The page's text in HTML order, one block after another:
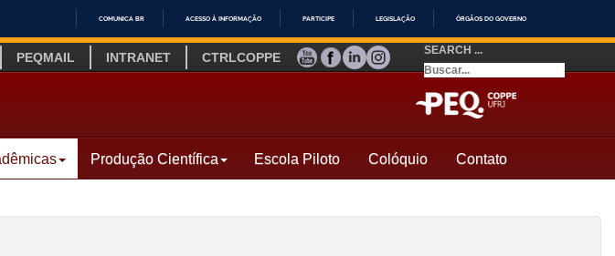
IR
O
COMUNICA BR ACESSO À INFORMAÇÃO PARTICIPE LEGISLAÇÃO ÓRGÃOS DO GOVERNO
PEQMAIL INTRANET CTRLCOPPE YOUTUBE
FACEBOOK
LINKEDIN
INSTAGRAMSEARCH ...
Produção Científica Escola Piloto Colóquio Contato